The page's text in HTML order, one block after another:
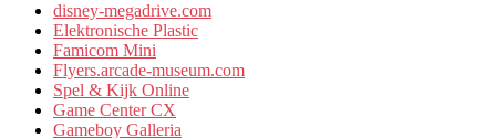
disney-megadrive.com
Elektronische Plastic
Famicom Mini
Flyers.arcade-museum.com
Spel & Kijk Online
Game Center CX
Gameboy Galleria